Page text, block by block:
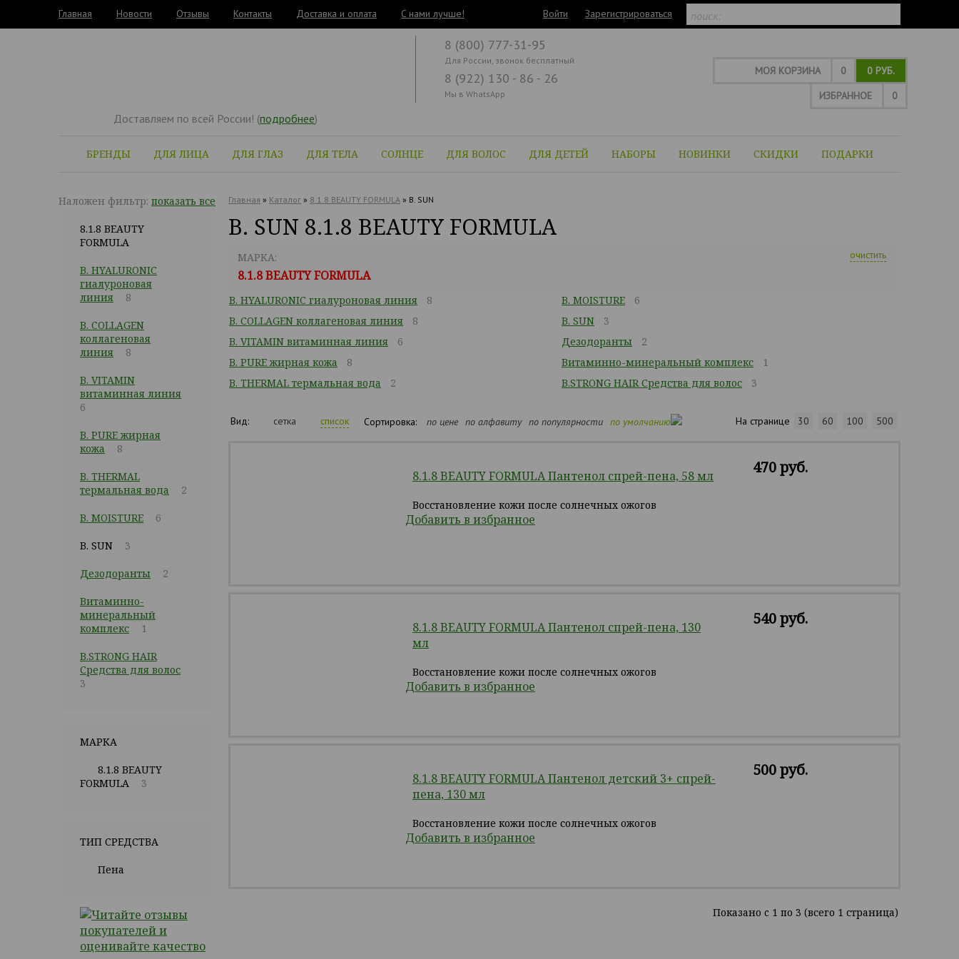
Главная Новости Отзывы Контакты Доставка и оплата C нами лучше! Войти Зарегистрироваться
Доставляем по всей России! (подробнее)
МОЯ КОРЗИНА 0
0 РУБ.
ИЗБРАННОЕ
0
БРЕНДЫ ДЛЯ ЛИЦА ДЛЯ ГЛАЗ ДЛЯ ТЕЛА СОЛНЦЕ ДЛЯ ВОЛОС ДЛЯ ДЕТЕЙ НАБОРЫ НОВИНКИ СКИДКИ ПОДАРКИ
8 (800) 777-31-95
Для России, звонок бесплатный
8 (922) 130 - 86 - 26
Мы в WhatsApp
Наложен фильтр: показать все
8.1.8 BEAUTY
FORMULA
B. HYALURONIC
гиалуроновая
линия
8
B. COLLAGEN
коллагеновая
линия
8
B. VITAMIN
витаминная линия
6
B. PURE жирная
кожа
8
B. THERMAL
термальная вода
2
B. MOISTURE 6
B. SUN 3
Дезодоранты 2
Витаминно-
минеральный
комплекс
1
B.STRONG HAIR
Средства для волос
3
МАРКА
8.1.8 BEAUTY
FORMULA
3
ТИП СРЕДСТВА
Пена
Главная » Каталог » 8.1.8 BEAUTY FORMULA » B. SUN
B. SUN 8.1.8 BEAUTY FORMULA
МАРКА:
8.1.8 BEAUTY FORMULA
очистить
B. HYALURONIC гиалуроновая линия
8
B. COLLAGEN коллагеновая линия
8
B. VITAMIN витаминная линия
6
B. PURE жирная кожа
8
B. THERMAL термальная вода
2
B. MOISTURE
6
B. SUN
3
Дезодоранты
2
Витаминно-минеральный комплекс
1
B.STRONG HAIR Средства для волос
3
Вид: сетка список Сортировка: по цене по алфавиту по популярности по умолчанию На странице 30 60 100 500
8.1.8 BEAUTY FORMULA Пантенол спрей-пена, 58 мл
Восстановление кожи после солнечных ожогов
Добавить в избранное
470 руб.
8.1.8 BEAUTY FORMULA Пантенол спрей-пена, 130
мл
Восстановление кожи после солнечных ожогов
Добавить в избранное
540 руб.
8.1.8 BEAUTY FORMULA Пантенол детский 3+ спрей-
пена, 130 мл
Восстановление кожи после солнечных ожогов
Добавить в избранное
500 руб.
Показано c 1 по 3 (всего 1 страница)